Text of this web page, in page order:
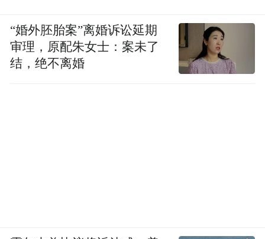
“婚外胚胎案”离婚诉讼延期
审理，原配朱女士：案未了
结，绝不离婚